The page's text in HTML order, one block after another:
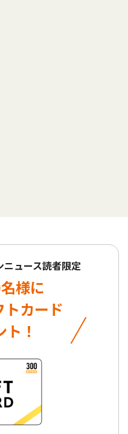
ニュース読者限定
様に
トカード
ト！